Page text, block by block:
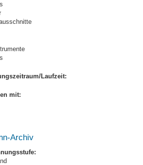
Laufzeit:
mit:
Archiv